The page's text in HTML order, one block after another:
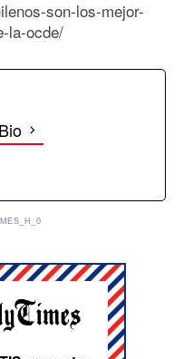
son-los-mejor-
la-ocde/